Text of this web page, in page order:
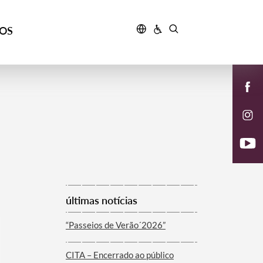
últimas notícias
“Passeios de Verão´2026”
CITA – Encerrado ao público